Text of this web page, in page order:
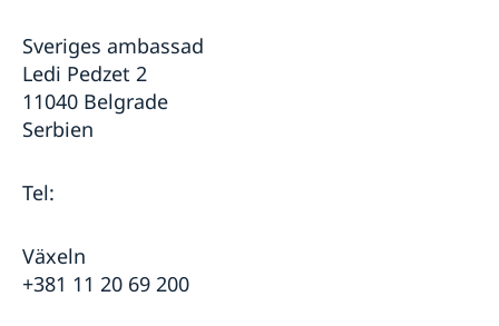
Sveriges ambassad
Ledi Pedzet 2
11040 Belgrade
Serbien
Tel:
Växeln
+381 11 20 69 200